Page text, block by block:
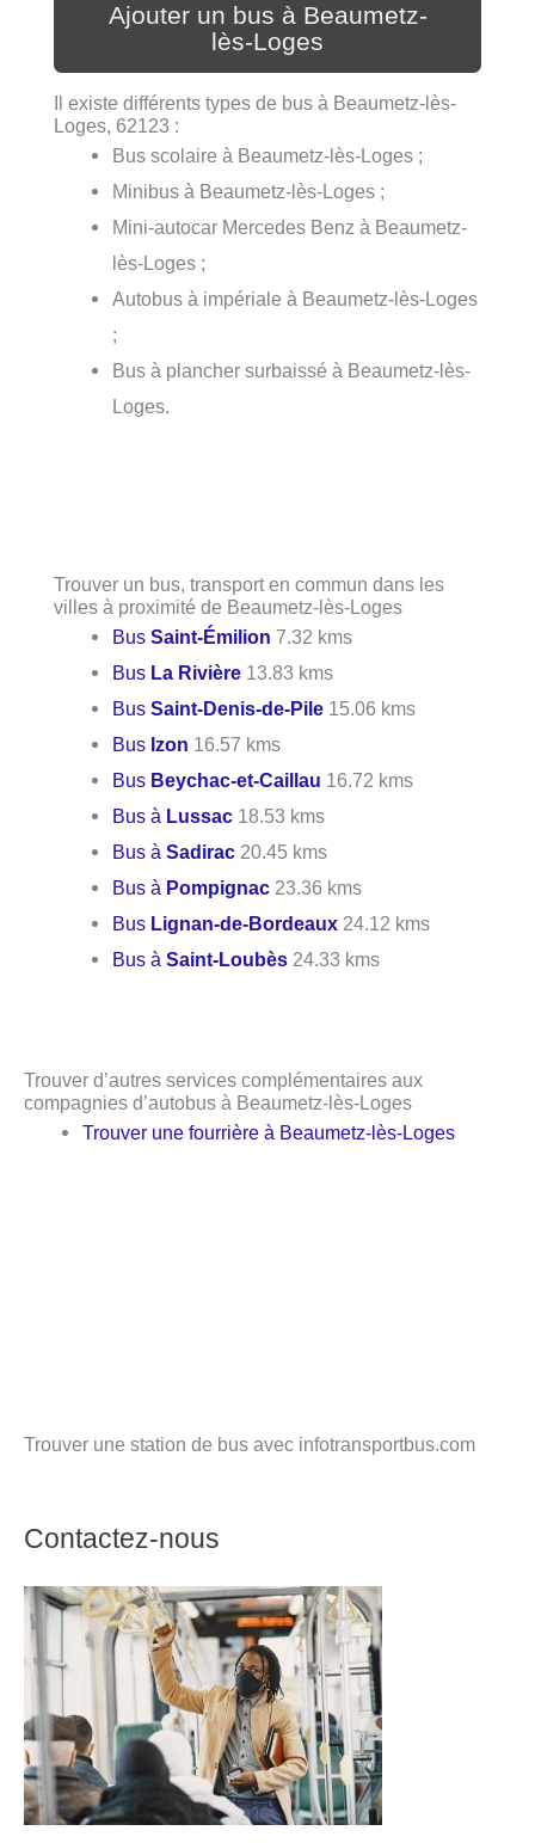
Ajouter un bus à Beaumetz-
lès-Loges
Il existe différents types de bus à Beaumetz-lès-
Loges, 62123 :
Bus scolaire à Beaumetz-lès-Loges ;
Minibus à Beaumetz-lès-Loges ;
Mini-autocar Mercedes Benz à Beaumetz-
lès-Loges ;
Autobus à impériale à Beaumetz-lès-Loges
;
Bus à plancher surbaissé à Beaumetz-lès-
Loges.
Trouver un bus, transport en commun dans les
villes à proximité de Beaumetz-lès-Loges
BusSaint-Émilion 7.32 kms
Bus La Rivière 13.83 kms
BusSaint-Denis-de-Pile 15.06 kms
Bus Izon 16.57 kms
Bus Beychac-et-Caillau 16.72 kms
Bus à Lussac 18.53 kms
Bus àSadirac 20.45 kms
Bus à Pompignac 23.36 kms
Bus Lignan-de-Bordeaux 24.12 kms
Bus àSaint-Loubès 24.33 kms
Trouver d’autres services complémentaires aux
compagnies d’autobus à Beaumetz-lès-Loges
Trouver une fourrière à Beaumetz-lès-Loges
Trouver une station de bus avec infotransportbus.com
Contactez-nous